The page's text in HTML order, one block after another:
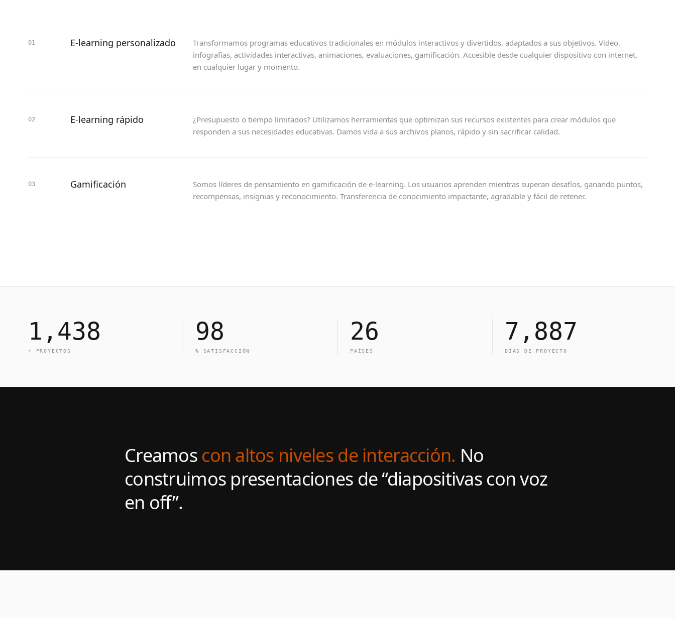
01 E-learning personalizado
Transformamos programas educativos tradicionales en módulos interactivos y divertidos, adaptados a sus objetivos. Video,
infografías, actividades interactivas, animaciones, evaluaciones, gamificación. Accesible desde cualquier dispositivo con internet,
en cualquier lugar y momento.
02 E-learning rápido
¿Presupuesto o tiempo limitados? Utilizamos herramientas que optimizan sus recursos existentes para crear módulos que
responden a sus necesidades educativas. Damos vida a sus archivos planos, rápido y sin sacrificar calidad.
03 Gamificación
Somos líderes de pensamiento en gamificación de e-learning. Los usuarios aprenden mientras superan desafíos, ganando puntos,
recompensas, insignias y reconocimiento. Transferencia de conocimiento impactante, agradable y fácil de retener.
1,438
+ PROYECTOS
98
% SATISFACCIÓN
26
PAÍSES
7,887
DÍAS DE PROYECTO
Creamos con altos niveles de interacción. No
construimos presentaciones de “diapositivas con voz
en off”.